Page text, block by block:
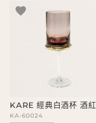
KARE 經典白酒杯 酒紅
KA-60024